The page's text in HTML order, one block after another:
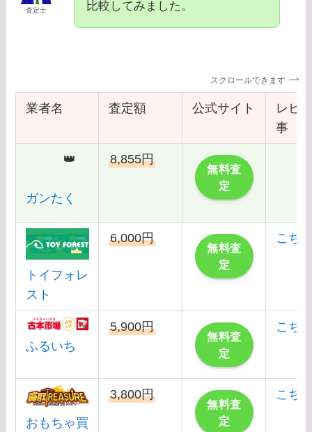
査定士 比較してみました。
スクロールできます
業者名 査定額 公式サイト
レビ
事
👑
ガンたく
8,855円
無料査
定
トイフォレ
スト
6,000円
無料査
定
こち
ふるいち
5,900円
無料査
定
こち
おもちゃ買
3,800円
無料査
定
こち